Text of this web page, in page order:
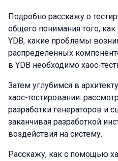
Подробно расскажу о
общего понимания того, как
YDB, какие проблемы
распределенных
в YDB необходимо хаос-
Затем углубимся в
хаос-тестировании:
разработки генераторов и
заканчивая разработкой
воздействия на систему.
Расскажу, как с помощью